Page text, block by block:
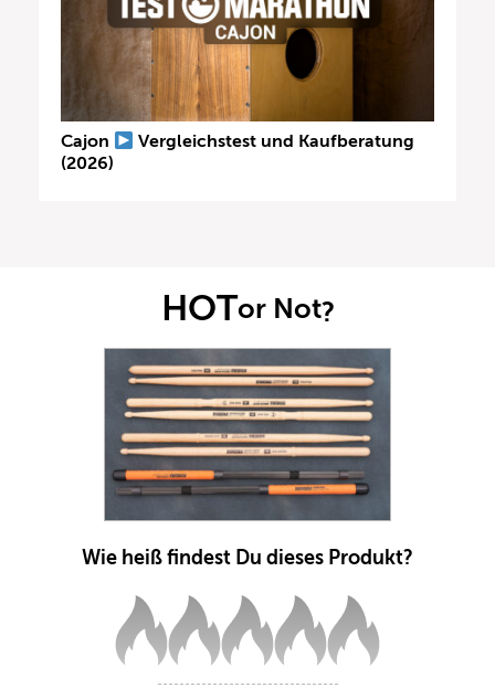
Cajon
Vergleichstest und Kaufberatung
(2026)
HOTor Not?
Wie heiß findest Du dieses Produkt?